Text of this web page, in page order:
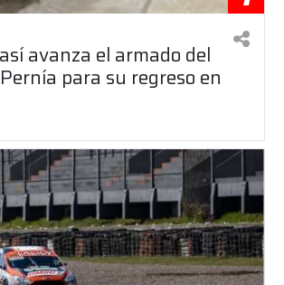
avanza el armado del
para su regreso en